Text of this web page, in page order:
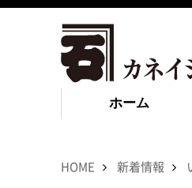
ホーム
HOME 新着情報